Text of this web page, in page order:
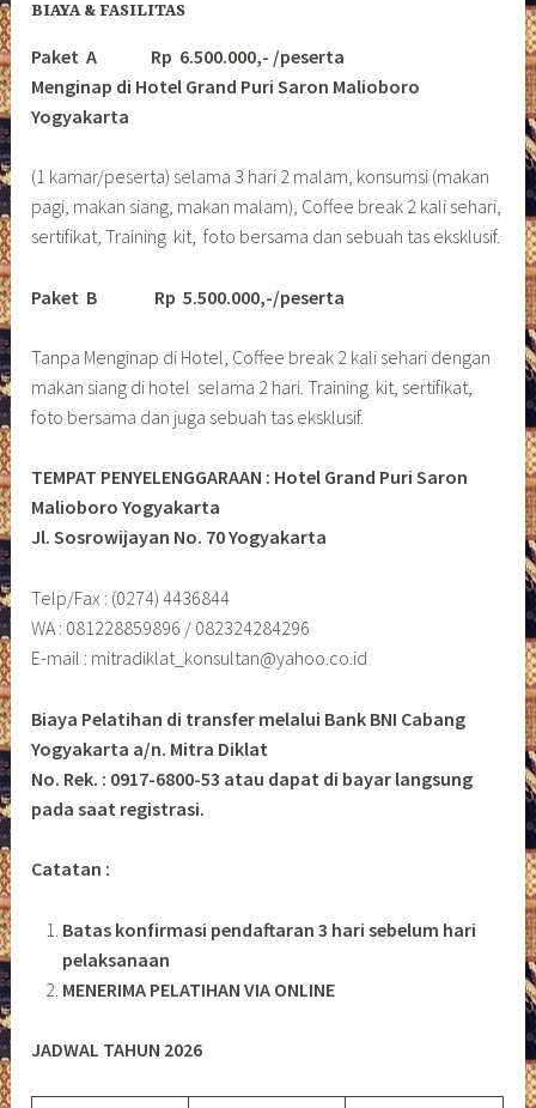
BIAYA & FASILITAS
Paket A Rp 6.500.000,- /peserta
Menginap di Hotel Grand Puri Saron Malioboro
Yogyakarta
(1 kamar/peserta) selama 3 hari 2 malam, konsumsi (makan
pagi, makan siang, makan malam), Coffee break 2 kali sehari,
sertifikat, Training kit, foto bersama dan sebuah tas eksklusif.
Paket B Rp 5.500.000,-/peserta
Tanpa Menginap di Hotel, Coffee break 2 kali sehari dengan
makan siang di hotel selama 2 hari. Training kit, sertifikat,
foto bersama dan juga sebuah tas eksklusif.
TEMPAT PENYELENGGARAAN : Hotel Grand Puri Saron
Malioboro Yogyakarta
Jl. Sosrowijayan No. 70 Yogyakarta
Telp/Fax : (0274) 4436844
WA : 081228859896 / 082324284296
E-mail : mitradiklat_konsultan@yahoo.co.id
Biaya Pelatihan di transfer melalui Bank BNI Cabang
Yogyakarta a/n. Mitra Diklat
No. Rek. : 0917-6800-53 atau dapat di bayar langsung
pada saat registrasi.
Catatan :
Batas konfirmasi pendaftaran 3 hari sebelum hari
pelaksanaan
MENERIMA PELATIHAN VIA ONLINE
JADWAL TAHUN 2026